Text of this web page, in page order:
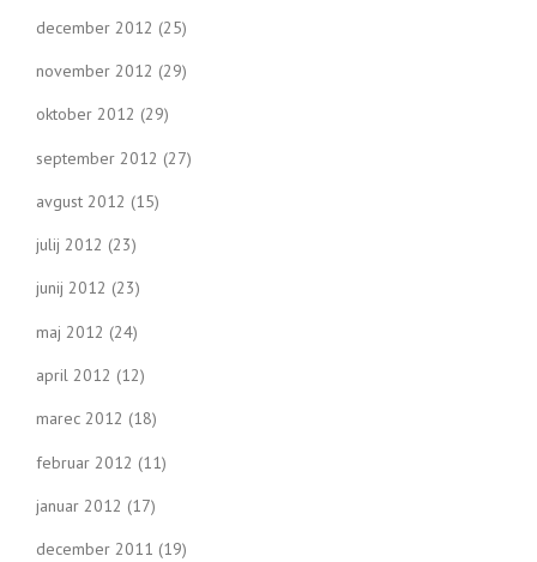
december 2012 (25)
november 2012 (29)
oktober 2012 (29)
september 2012 (27)
avgust 2012 (15)
julij 2012 (23)
junij 2012 (23)
maj 2012 (24)
april 2012 (12)
marec 2012 (18)
februar 2012 (11)
januar 2012 (17)
december 2011 (19)